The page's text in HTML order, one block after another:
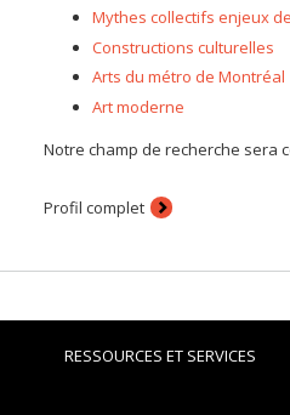
Mythes collectifs enjeux
Constructions culturelles
Arts du métro de Montréal
Art moderne
Notre champ de recherche sera
Profil complet
RESSOURCES ET SERVICES